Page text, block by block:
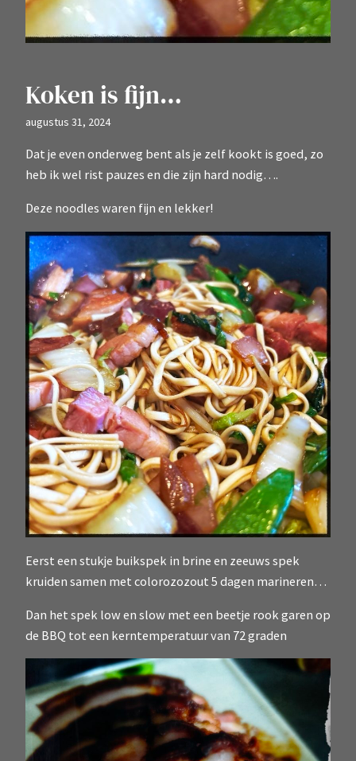
Koken is fijn…
augustus 31, 2024
Dat je even onderweg bent als je zelf kookt is goed, zo
heb ik wel rist pauzes en die zijn hard nodig….
Deze noodles waren fijn en lekker!
Eerst een stukje buikspek in brine en zeeuws spek
kruiden samen met colorozozout 5 dagen marineren…
Dan het spek low en slow met een beetje rook garen op
de BBQ tot een kerntemperatuur van 72 graden